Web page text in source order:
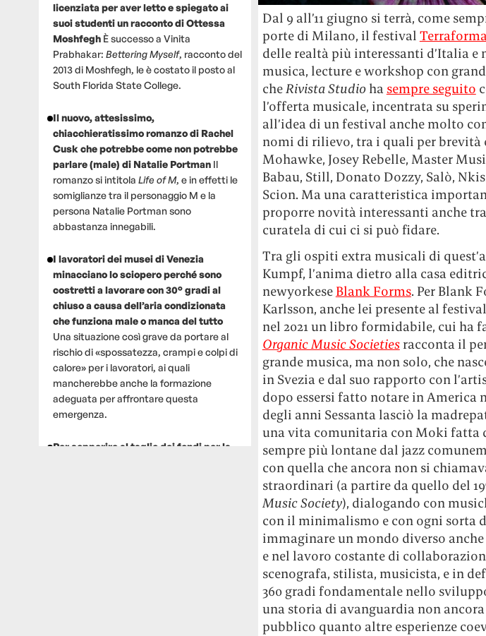
licenziata per aver letto e spiegato ai
suoi studenti un racconto di Ottessa
Moshfegh È successo a Vinita
Prabhakar: Bettering Myself, racconto del
2013 di Moshfegh, le è costato il posto al
South Florida State College.
Il nuovo, attesissimo,
chiacchieratissimo romanzo di Rachel
Cusk che potrebbe come non potrebbe
parlare (male) di Natalie Portman Il
romanzo si intitola Life of M, e in effetti le
somiglianze tra il personaggio M e la
persona Natalie Portman sono
abbastanza innegabili.
I lavoratori dei musei di Venezia
minacciano lo sciopero perché sono
costretti a lavorare con 30° gradi al
chiuso a causa dell’aria condizionata
che funziona male o manca del tutto
Una situazione così grave da portare al
rischio di «spossatezza, crampi e colpi di
calore» per i lavoratori, ai quali
mancherebbe anche la formazione
adeguata per affrontare questa
emergenza.
Per sopperire al taglio dei fondi per la
Dal 9 all’11 giugno si terrà, come
porte di Milano, il festival
delle realtà più interessanti d’Italia e
musica, lecture e workshop con
cheRivista Studioha sempre seguito
l’offerta musicale, incentrata su
all’idea di un festival anche molto
nomi di rilievo, tra i quali per brevità
Mohawke, Josey Rebelle, Master
Babau, Still, Donato Dozzy, Salò,
Scion. Ma una caratteristica
proporre novità interessanti anche
curatela di cui ci si può fidare.
Tra gli ospiti extra musicali di
Kumpf, l’anima dietro alla casa
newyorkese Blank Forms. Per Blank
Karlsson, anche lei presente al
nel 2021 un libro formidabile, cui ha
Organic Music Societiesracconta il
grande musica, ma non solo, che
in Svezia e dal suo rapporto con
dopo essersi fatto notare in America
degli anni Sessanta lasciò la
una vita comunitaria con Moki fatta
sempre più lontane dal jazz
con quella che ancora non si
straordinari (a partire da quello del
Music Society), dialogando con
con il minimalismo e con ogni sorta
immaginare un mondo diverso
e nel lavoro costante di
scenografa, stilista, musicista, e in
360 gradi fondamentale nello
una storia di avanguardia non
pubblico quanto altre esperienze